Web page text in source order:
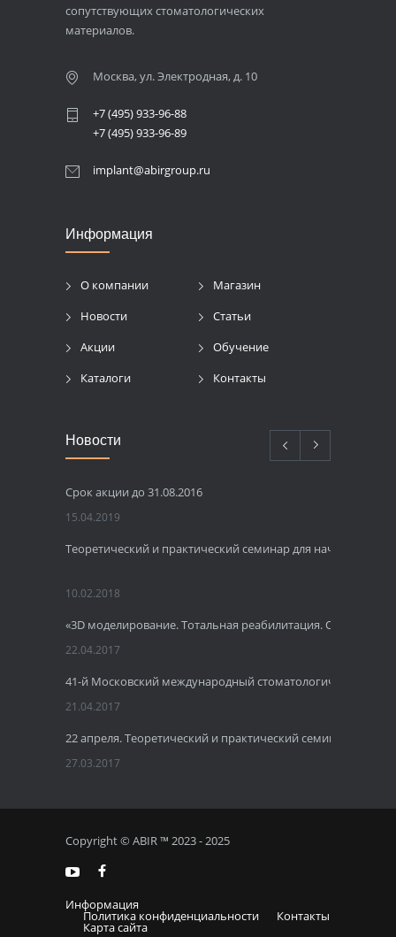
сопутствующих стоматологических
материалов.
Москва, ул. Электродная, д. 10
+7 (495) 933-96-88
+7 (495) 933-96-89
implant@abirgroup.ru
Информация
О компании
Магазин
Новости
Статьи
Акции
Обучение
Каталоги
Контакты
Новости
Срок акции до 31.08.2016
15.04.2019
Теоретический и практический семинар для начинающих
10.02.2018
«3D моделирование. Тотальная реабилитация.
22.04.2017
41-й Московский международный стоматологический
21.04.2017
22 апреля. Теоретический и практический семинар по
27.03.2017
Copyright © ABIR ™ 2023 - 2025
Информация
Политика конфиденциальности Контакты
Карта сайта